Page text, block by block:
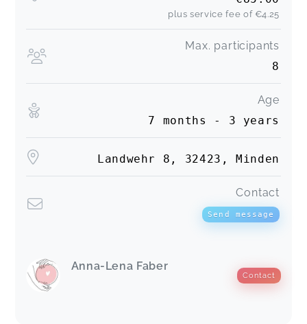
plus service fee of €4.25
Max. participants
8
Age
7 months - 3 years
Landwehr 8, 32423, Minden
Contact
Send message
Anna-Lena Faber
Contact